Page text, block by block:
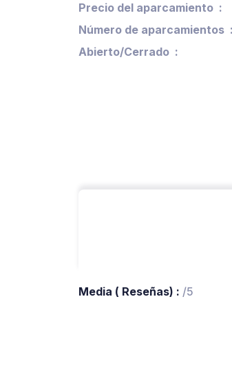
Precio del aparcamiento
Número de aparcamientos
Abierto/Cerrado
Media ( Reseñas) : /5